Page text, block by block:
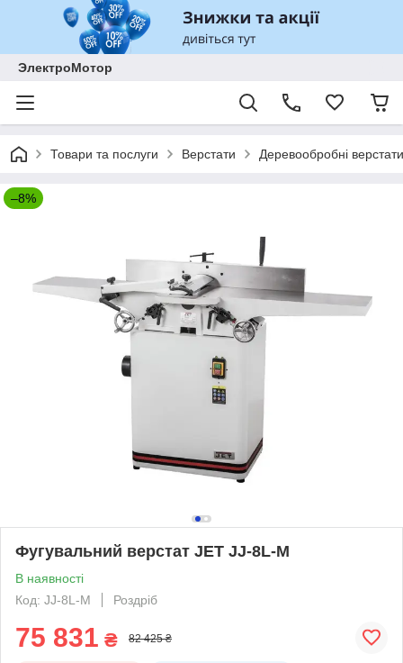
ЭлектроМотор
Товари та послуги Верстати Деревообробні верстати
–8%
Фугувальний верстат JET JJ-8L-M
В наявності
Код: JJ-8L-M
Роздріб
75 831 ₴ 82 425 ₴